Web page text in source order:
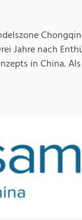
Jahre nach
in China.